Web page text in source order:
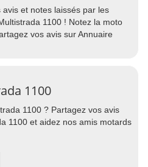
et notes laissés par les
1100 ! Notez la moto
vos avis sur Annuaire
1100
1100 ? Partagez vos avis
1100 et aidez nos amis motards